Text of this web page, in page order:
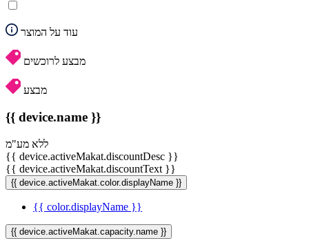
עוד על המוצר
מבצע לרוכשים
מבצע
{{ device.name }}
ללא מע"מ
{{ device.activeMakat.discountDesc }}
{{ device.activeMakat.discountText }}
{{ device.activeMakat.color.displayName }}
{{ color.displayName }}
{{ device.activeMakat.capacity.name }}